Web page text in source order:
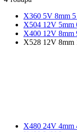
X360 5V 8mm
X504 12V 5mm
X400 12V 8mm
X528 12V 8mm
X480 24V 4mm